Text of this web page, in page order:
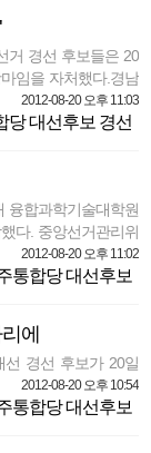
거 경선 후보들은 20
임을 자처했다.경남
2012-08-20 오후 11:03
당 대선후보 경선
융합과학기술대학원
다. 중앙선거관리위
2012-08-20 오후 11:02
통합당 대선후보
에
선 경선 후보가 20일
2012-08-20 오후 10:54
통합당 대선후보